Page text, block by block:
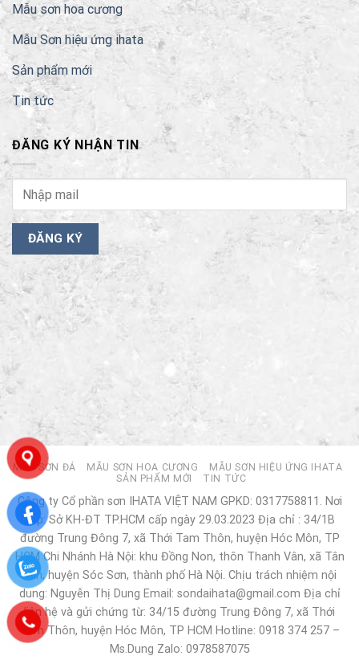
Mẫu sơn hoa cương
Mẫu Sơn hiệu ứng ihata
Sản phẩm mới
Tin tức
ĐĂNG KÝ NHẬN TIN
MẪU SƠN ĐÁ MẪU SƠN HOA CƯƠNG
MẪU SƠN HIỆU ỨNG IHATA
SẢN PHẨM MỚI
TIN TỨC
Công ty Cổ phần sơn IHATA VIỆT NAM GPKD: 0317758811. Nơi
cấp: Sở KH-ĐT TP.HCM cấp ngày 29.03.2023 Địa chỉ : 34/1B
đường Trung Đông 7, xã Thới Tam Thôn, huyện Hóc Môn, TP
HCM Chi Nhánh Hà Nội: khu Đồng Non, thôn Thanh Vân, xã Tân
Dân, huyện Sóc Sơn, thành phố Hà Nội. Chịu trách nhiệm nội
dung: Nguyễn Thị Dung Email: sondaihata@gmail.com Địa chỉ
liên hệ và gửi chứng từ: 34/15 đường Trung Đông 7, xã Thới
Tam Thôn, huyện Hóc Môn, TP HCM Hotline: 0918 374 257 –
Ms.Dung Zalo: 0978587075